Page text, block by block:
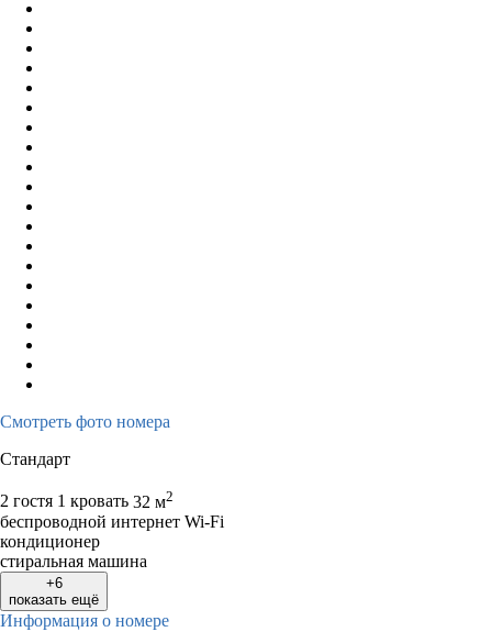
Смотреть фото номера
Стандарт
2 гостя 1 кровать 32 м2
беспроводной интернет Wi-Fi
кондиционер
стиральная машина
+6
показать ещё
Информация о номере